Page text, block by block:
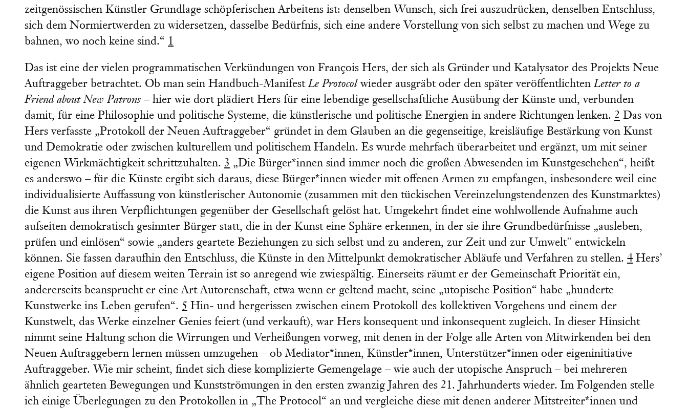
zeitgenössischen Künstler Grundlage schöpferischen Arbeitens ist: denselben Wunsch, sich frei auszudrücken, denselben Entschluss,
sich dem Normiertwerden zu widersetzen, dasselbe Bedürfnis, sich eine andere Vorstellung von sich selbst zu machen und Wege zu
bahnen, wo noch keine sind.“ 1
Das ist eine der vielen programmatischen Verkündungen von François Hers, der sich als Gründer und Katalysator des Projekts Neue
Auftraggeber betrachtet. Ob man sein Handbuch-ManifestLe Protocol wieder ausgräbt oder den später veröffentlichtenLetter to a
Friend about New Patrons – hier wie dort plädiert Hers für eine lebendige gesellschaftliche Ausübung der Künste und, verbunden
damit, für eine Philosophie und politische Systeme, die künstlerische und politische Energien in andere Richtungen lenken. 2 Das von
Hers verfasste „Protokoll der Neuen Auftraggeber“ gründet in dem Glauben an die gegenseitige, kreisläufige Bestärkung von Kunst
und Demokratie oder zwischen kulturellem und politischem Handeln. Es wurde mehrfach überarbeitet und ergänzt, um mit seiner
eigenen Wirkmächtigkeit schrittzuhalten. 3 „Die Bürger*innen sind immer noch die großen Abwesenden im Kunstgeschehen“, heißt
es anderswo – für die Künste ergibt sich daraus, diese Bürger*innen wieder mit offenen Armen zu empfangen, insbesondere weil eine
individualisierte Auffassung von künstlerischer Autonomie (zusammen mit den tückischen Vereinzelungstendenzen des Kunstmarktes)
die Kunst aus ihren Verpflichtungen gegenüber der Gesellschaft gelöst hat. Umgekehrt findet eine wohlwollende Aufnahme auch
aufseiten demokratisch gesinnter Bürger statt, die in der Kunst eine Sphäre erkennen, in der sie ihre Grundbedürfnisse „ausleben,
prüfen und einlösen“ sowie „anders geartete Beziehungen zu sich selbst und zu anderen, zur Zeit und zur Umwelt" entwickeln
können. Sie fassen daraufhin den Entschluss, die Künste in den Mittelpunkt demokratischer Abläufe und Verfahren zu stellen. 4Hers’
eigene Position auf diesem weiten Terrain ist so anregend wie zwiespältig. Einerseits räumt er der Gemeinschaft Priorität ein,
andererseits beansprucht er eine Art Autorenschaft, etwa wenn er geltend macht, seine „utopische Position“ habe „hunderte
Kunstwerke ins Leben gerufen“. 5 Hin- und hergerissen zwischen einem Protokoll des kollektiven Vorgehens und einem der
Kunstwelt, das Werke einzelner Genies feiert (und verkauft), war Hers konsequent und inkonsequent zugleich. In dieser Hinsicht
nimmt seine Haltung schon die Wirrungen und Verheißungen vorweg, mit denen in der Folge alle Arten von Mitwirkenden bei den
Neuen Auftraggebern lernen müssen umzugehen – ob Mediator*innen, Künstler*innen, Unterstützer*innen oder eigeninitiative
Auftraggeber. Wie mir scheint, findet sich diese komplizierte Gemengelage – wie auch der utopische Anspruch – bei mehreren
ähnlich gearteten Bewegungen und Kunstströmungen in den ersten zwanzig Jahren des 21. Jahrhunderts wieder. Im Folgenden stelle
ich einige Überlegungen zu den Protokollen in „The Protocol“ an und vergleiche diese mit denen anderer Mitstreiter*innen und